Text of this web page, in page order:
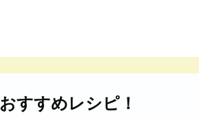
おすすめレシピ！